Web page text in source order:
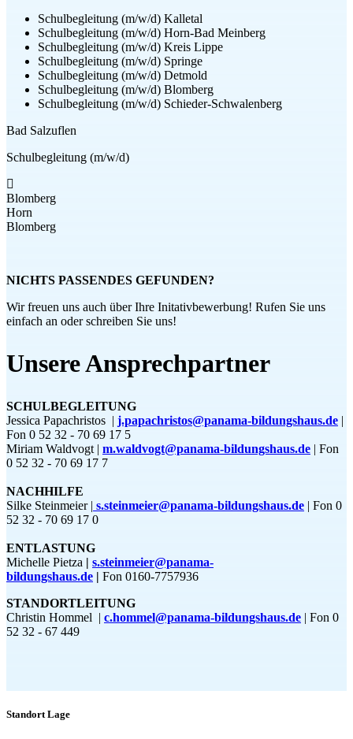
Schulbegleitung (m/w/d) Kalletal
Schulbegleitung (m/w/d) Horn-Bad Meinberg
Schulbegleitung (m/w/d) Kreis Lippe
Schulbegleitung (m/w/d) Springe
Schulbegleitung (m/w/d) Detmold
Schulbegleitung (m/w/d) Blomberg
Schulbegleitung (m/w/d) Schieder-Schwalenberg
Bad Salzuflen
Schulbegleitung (m/w/d)
Blomberg
Horn
Blomberg
NICHTS PASSENDES GEFUNDEN?
Wir freuen uns auch über Ihre Initativbewerbung! Rufen Sie uns
einfach an oder schreiben Sie uns!
Unsere Ansprechpartner
SCHULBEGLEITUNG
Jessica Papachristos | j.papachristos@panama-bildungshaus.de |
Fon 0 52 32 - 70 69 17 5
Miriam Waldvogt | m.waldvogt@panama-bildungshaus.de | Fon
0 52 32 - 70 69 17 7
NACHHILFE
Silke Steinmeier | s.steinmeier@panama-bildungshaus.de | Fon 0
52 32 - 70 69 17 0
ENTLASTUNG
Michelle Pietza | s.steinmeier@panama-
bildungshaus.de | Fon 0160-7757936
STANDORTLEITUNG
Christin Hommel | c.hommel@panama-bildungshaus.de | Fon 0
52 32 - 67 449
Standort Lage